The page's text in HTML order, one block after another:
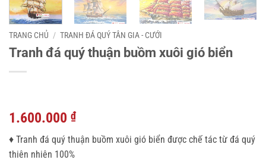
TRANG CHỦ / TRANH ĐÁ QUÝ TÂN GIA - CƯỚI
Tranh đá quý thuận buồm xuôi gió biển
1.600.000 ₫
♦ Tranh đá quý thuận buồm xuôi gió biển được chế tác từ đá quý
thiên nhiên 100%